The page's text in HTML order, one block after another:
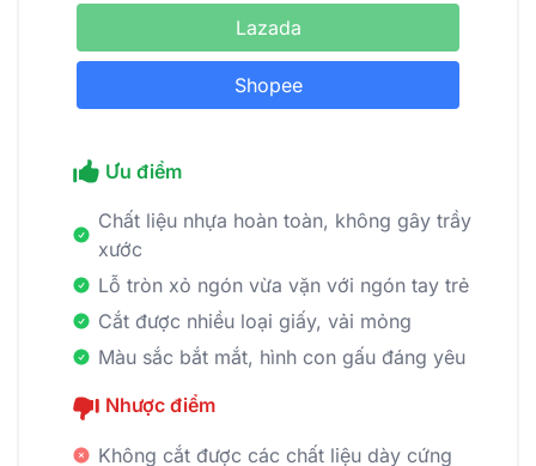
Lazada
Shopee
Ưu điểm
Chất liệu nhựa hoàn toàn, không gây trầy
xước
Lỗ tròn xỏ ngón vừa vặn với ngón tay trẻ
Cắt được nhiều loại giấy, vải mỏng
Màu sắc bắt mắt, hình con gấu đáng yêu
Nhược điểm
Không cắt được các chất liệu dày cứng